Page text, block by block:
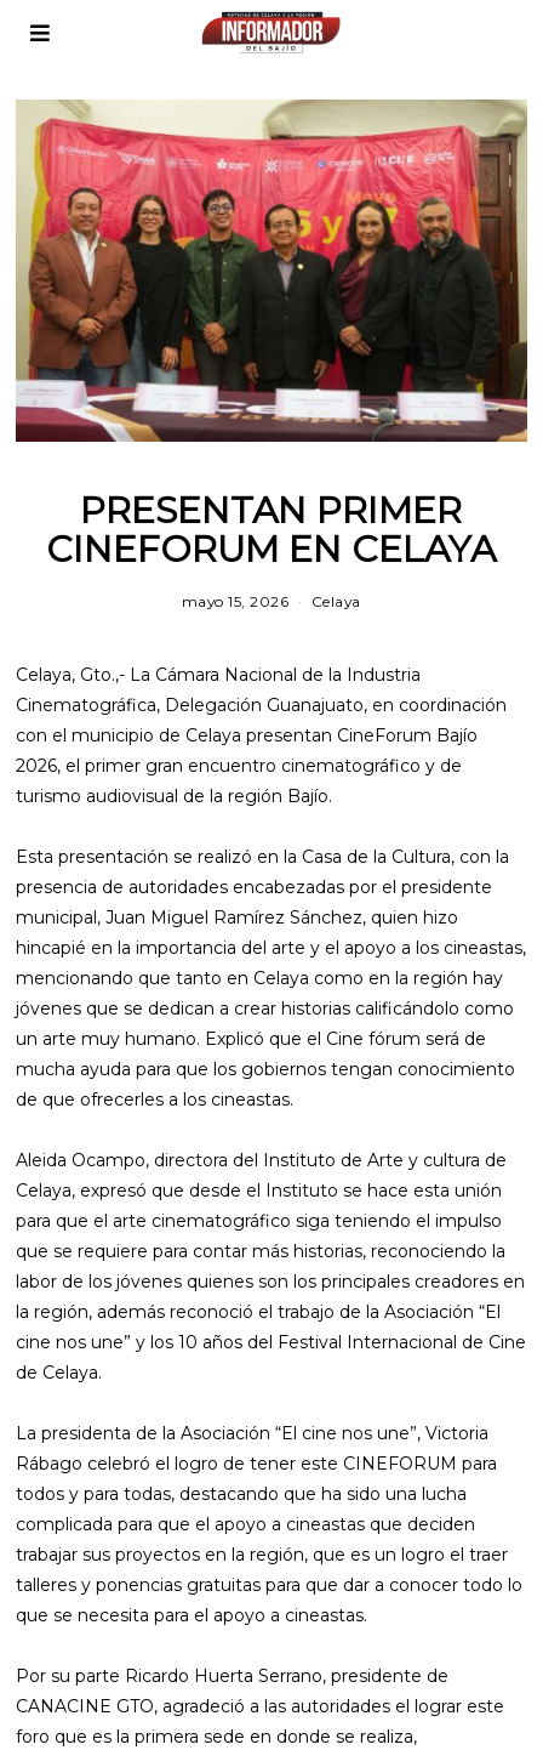
PRESENTAN PRIMER
CINEFORUM EN CELAYA
mayo 15, 2026
o
4
2
0
2
6
Celaya
Celaya, Gto.,- La Cámara Nacional de la Industria
Cinematográfica, Delegación Guanajuato, en coordinación
con el municipio de Celaya presentan CineForum Bajío
2026, el primer gran encuentro cinematográfico y de
turismo audiovisual de la región Bajío.
Esta presentación se realizó en la Casa de la Cultura, con la
presencia de autoridades encabezadas por el presidente
municipal, Juan Miguel Ramírez Sánchez, quien hizo
hincapié en la importancia del arte y el apoyo a los cineastas,
mencionando que tanto en Celaya como en la región hay
jóvenes que se dedican a crear historias calificándolo como
un arte muy humano. Explicó que el Cine fórum será de
mucha ayuda para que los gobiernos tengan conocimiento
de que ofrecerles a los cineastas.
Aleida Ocampo, directora del Instituto de Arte y cultura de
Celaya, expresó que desde el Instituto se hace esta unión
para que el arte cinematográfico siga teniendo el impulso
que se requiere para contar más historias, reconociendo la
labor de los jóvenes quienes son los principales creadores en
la región, además reconoció el trabajo de la Asociación “El
cine nos une” y los 10 años del Festival Internacional de Cine
de Celaya.
La presidenta de la Asociación “El cine nos une”, Victoria
Rábago celebró el logro de tener este CINEFORUM para
todos y para todas, destacando que ha sido una lucha
complicada para que el apoyo a cineastas que deciden
trabajar sus proyectos en la región, que es un logro el traer
talleres y ponencias gratuitas para que dar a conocer todo lo
que se necesita para el apoyo a cineastas.
Por su parte Ricardo Huerta Serrano, presidente de
CANACINE GTO, agradeció a las autoridades el lograr este
foro que es la primera sede en donde se realiza,